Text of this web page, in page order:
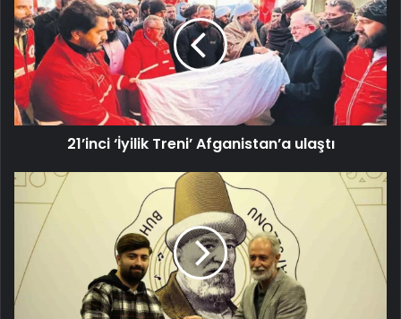
Treni’
Afganistan’a
ulaştı
21’inci ‘İyilik Treni’ Afganistan’a ulaştı
Esenler
Radyo
Akademisi
Mezunlarını
Verdi